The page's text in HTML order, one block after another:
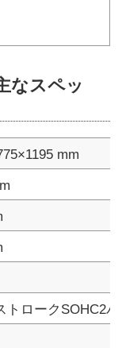
なスペッ
mm
トロークSOHC2